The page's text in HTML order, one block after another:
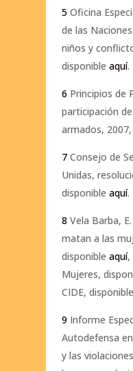
5 Oficina
de las
niños y
disponible aquí.
6 Principios de
participación
armados,
7Consejo de
Unidas,
disponible aquí.
8 Vela Barba,
matan a las
disponible aquí,
Mujeres,
CIDE, disponible
9 Informe
Autodefensa
y las